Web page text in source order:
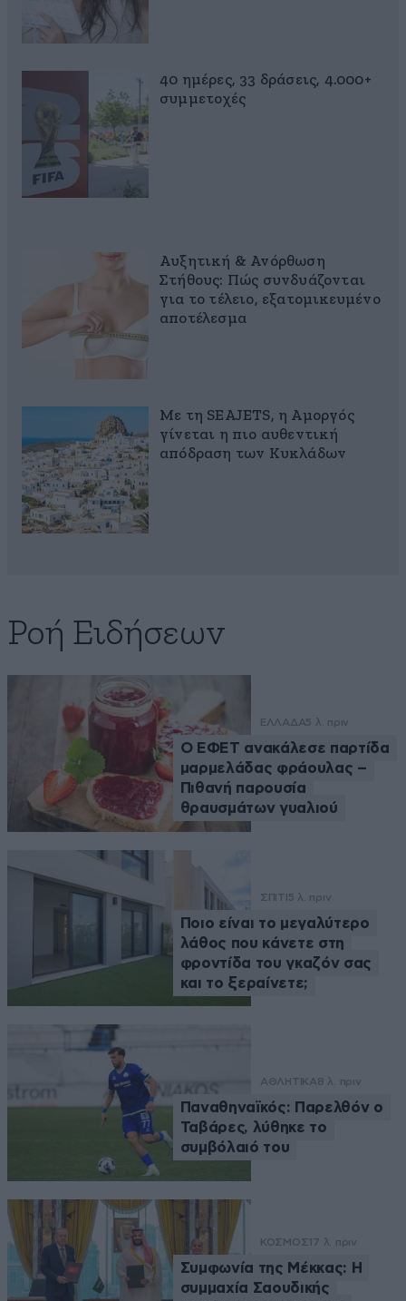
40 ημέρες, 33 δράσεις, 4.000+
συμμετοχές
Αυξητική & Ανόρθωση
Στήθους: Πώς συνδυάζονται
για το τέλειο, εξατομικευμένο
αποτέλεσμα
Με τη SEAJETS, η Αμοργός
γίνεται η πιο αυθεντική
απόδραση των Κυκλάδων
Ροή Ειδήσεων
ΕΛΛΑΔΑ5 λ. πριν
Ο ΕΦΕΤ ανακάλεσε παρτίδα
μαρμελάδας φράουλας –
Πιθανή παρουσία
θραυσμάτων γυαλιού
ΣΠΙΤΙ5 λ. πριν
Ποιο είναι το μεγαλύτερο
λάθος που κάνετε στη
φροντίδα του γκαζόν σας
και το ξεραίνετε;
ΑΘΛΗΤΙΚΑ8 λ. πριν
Παναθηναϊκός: Παρελθόν ο
Ταβάρες, λύθηκε το
συμβόλαιό του
ΚΟΣΜΟΣ 17 λ. πριν
Συμφωνία της Μέκκας: Η
συμμαχία Σαουδικής